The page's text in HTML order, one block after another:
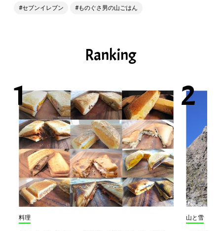
セブンイレブン ものぐさ男の山ごはん
Ranking
料理 山と雪